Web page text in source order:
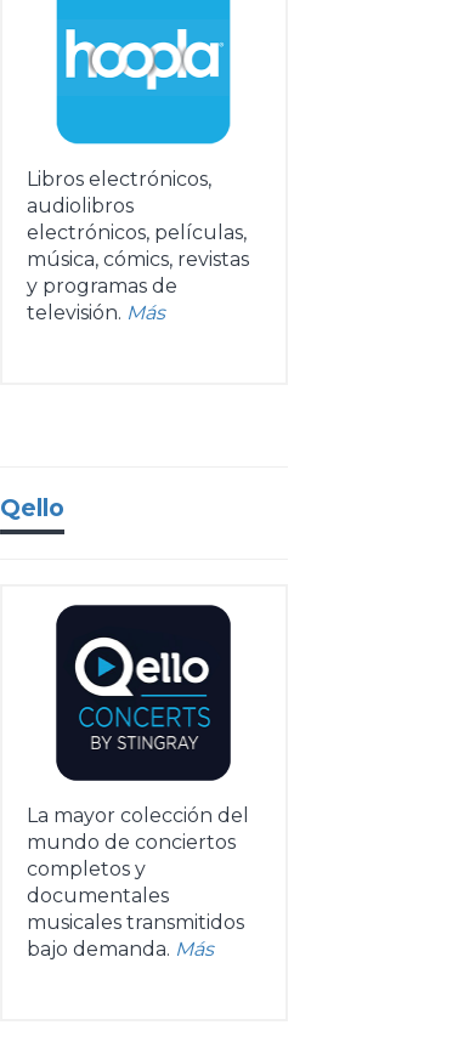
Libros electrónicos,
audiolibros
electrónicos, películas,
música, cómics, revistas
y programas de
televisión. Más
Qello
La mayor colección del
mundo de conciertos
completos y
documentales
musicales transmitidos
bajo demanda. Más